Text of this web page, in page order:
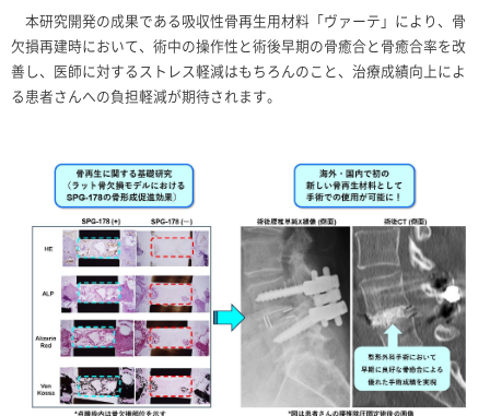
本研究開発の成果である吸収性骨再生用材料「ヴァーテ」により、骨
欠損再建時において、術中の操作性と術後早期の骨癒合と骨癒合率を改
善し、医師に対するストレス軽減はもちろんのこと、治療成績向上によ
る患者さんへの負担軽減が期待されます。